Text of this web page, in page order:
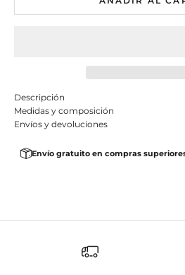
Descripción
Medidas y composición
Envíos y devoluciones
Envío gratuito en compras